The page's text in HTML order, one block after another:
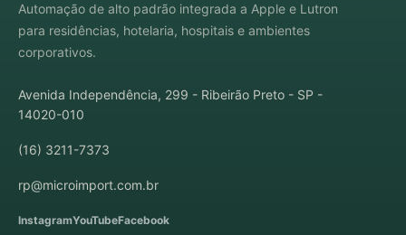
Automação de alto padrão integrada a Apple e Lutron
para residências, hotelaria, hospitais e ambientes
corporativos.
Avenida Independência, 299 - Ribeirão Preto - SP -
14020-010
(16) 3211-7373
rp@microimport.com.br
InstagramYouTubeFacebook